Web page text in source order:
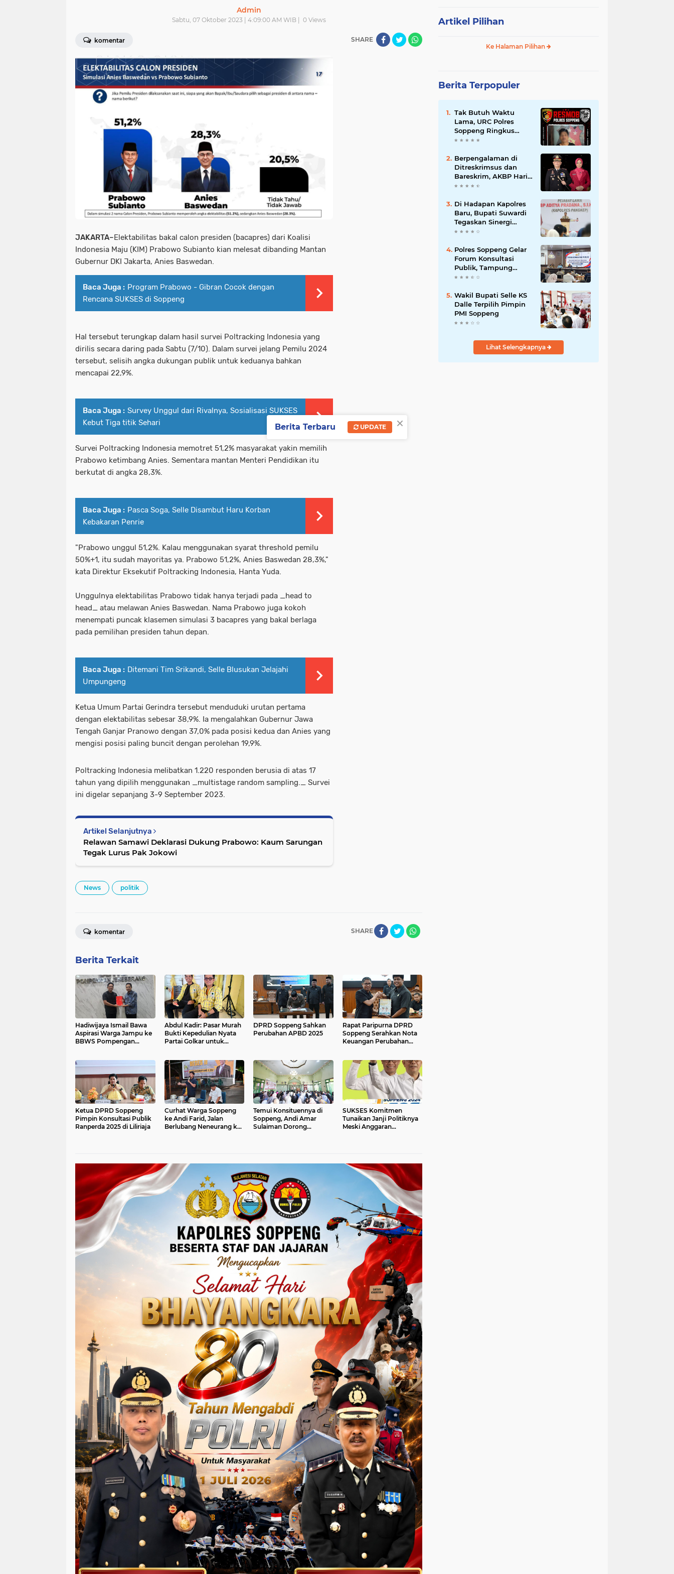
Admin
Sabtu, 07 Oktober 2023 | 4:09:00 AM WIB | 0Views
komentar SHARE
JAKARTA–Elektabilitas bakal calon presiden (bacapres) dari Koalisi
Indonesia Maju (KIM) Prabowo Subianto kian melesat dibanding Mantan
Gubernur DKI Jakarta, Anies Baswedan.
Baca Juga : Program Prabowo - Gibran Cocok dengan
Rencana SUKSES di Soppeng
Hal tersebut terungkap dalam hasil survei Poltracking Indonesia yang
dirilis secara daring pada Sabtu (7/10). Dalam survei jelang Pemilu 2024
tersebut, selisih angka dukungan publik untuk keduanya bahkan
mencapai 22,9%.
Baca Juga : Survey Unggul dari Rivalnya, Sosialisasi SUKSES
Kebut Tiga titik Sehari
Survei Poltracking Indonesia memotret 51,2% masyarakat yakin memilih
Prabowo ketimbang Anies. Sementara mantan Menteri Pendidikan itu
berkutat di angka 28,3%.
Baca Juga : Pasca Soga, Selle Disambut Haru Korban
Kebakaran Penrie
"Prabowo unggul 51,2%. Kalau menggunakan syarat threshold pemilu
50%+1, itu sudah mayoritas ya. Prabowo 51,2%, Anies Baswedan 28,3%,"
kata Direktur Eksekutif Poltracking Indonesia, Hanta Yuda.
Unggulnya elektabilitas Prabowo tidak hanya terjadi pada _head to
head_ atau melawan Anies Baswedan. Nama Prabowo juga kokoh
menempati puncak klasemen simulasi 3 bacapres yang bakal berlaga
pada pemilihan presiden tahun depan.
Baca Juga : Ditemani Tim Srikandi, Selle Blusukan Jelajahi
Umpungeng
Ketua Umum Partai Gerindra tersebut menduduki urutan pertama
dengan elektabilitas sebesar 38,9%. Ia mengalahkan Gubernur Jawa
Tengah Ganjar Pranowo dengan 37,0% pada posisi kedua dan Anies yang
mengisi posisi paling buncit dengan perolehan 19,9%.
Poltracking Indonesia melibatkan 1.220 responden berusia di atas 17
tahun yang dipilih menggunakan _multistage random sampling._ Survei
ini digelar sepanjang 3-9 September 2023.
Artikel Selanjutnya
Relawan Samawi Deklarasi Dukung Prabowo: Kaum Sarungan
Tegak Lurus Pak Jokowi
News politik
SHARE
komentar
Berita Terkait
Hadiwijaya Ismail Bawa
Aspirasi Warga Jampu ke
BBWS Pompengan
Abdul Kadir: Pasar Murah
Bukti Kepedulian Nyata
Partai Golkar untuk
DPRD Soppeng Sahkan
Perubahan APBD 2025
Rapat Paripurna DPRD
Soppeng Serahkan Nota
Keuangan Perubahan
Ketua DPRD Soppeng
Pimpin Konsultasi Publik
Ranperda 2025 di Liliriaja
Curhat Warga Soppeng
ke Andi Farid, Jalan
Berlubang Neneurang ke
Temui Konsituennya di
Soppeng, Andi Amar
Sulaiman Dorong
SUKSES Komitmen
Tunaikan Janji Politiknya
Meski Anggaran
Artikel Pilihan
Ke Halaman Pilihan
Berita Terpopuler
Tak Butuh Waktu
Lama, URC Polres
Soppeng Ringkus
Terduga Pelaku
Berpengalaman di
Ditreskrimsus dan
Bareskrim, AKBP Hari
Budiyanto Nahkodai
Di Hadapan Kapolres
Baru, Bupati Suwardi
Tegaskan Sinergi
Kunci Pembangunan
Polres Soppeng Gelar
Forum Konsultasi
Publik, Tampung
Masukan untuk
Wakil Bupati Selle KS
Dalle Terpilih Pimpin
PMI Soppeng
Lihat Selengkapnya
×
Berita Terbaru UPDATE